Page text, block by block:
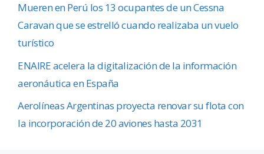
Mueren en Perú los 13 ocupantes de un Cessna
Caravan que se estrelló cuando realizaba un vuelo
turístico
ENAIRE acelera la digitalización de la información
aeronáutica en España
Aerolíneas Argentinas proyecta renovar su flota con
la incorporación de 20 aviones hasta 2031